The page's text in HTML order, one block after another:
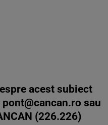
acest subiect
pont@cancan.ro sau
(226.226)